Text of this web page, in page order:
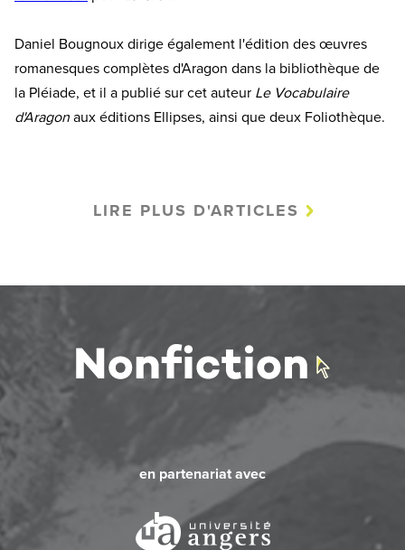
Daniel Bougnoux dirige également l'édition des œuvres
romanesques complètes d'Aragon dans la bibliothèque de
la Pléiade, et il a publié sur cet auteur Le Vocabulaire
d'Aragon aux éditions Ellipses, ainsi que deux Foliothèque.
LIRE PLUS D'ARTICLES
en partenariat avec